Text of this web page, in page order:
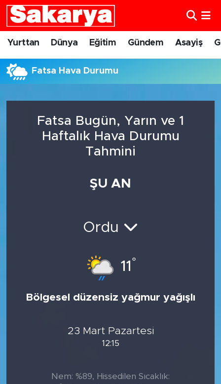
Yurttan Dünya Eğitim Gündem Asayiş
Fatsa Hava Durumu
Fatsa Bugün, Yarın ve 1
Haftalık Hava Durumu
Tahmini
ŞU AN
Ordu
11 °
Bölgesel düzensiz yağmur yağışlı
23 Mart Pazartesi
12:15
Nem: %89, Hissedilen Sıcaklık:
Yurttan
Eskişehirspor
Eskişehir Nöbetçi Eczaneler
Süper Lig Puan Durumu ve Fikstür
Son Dakika Haberleri